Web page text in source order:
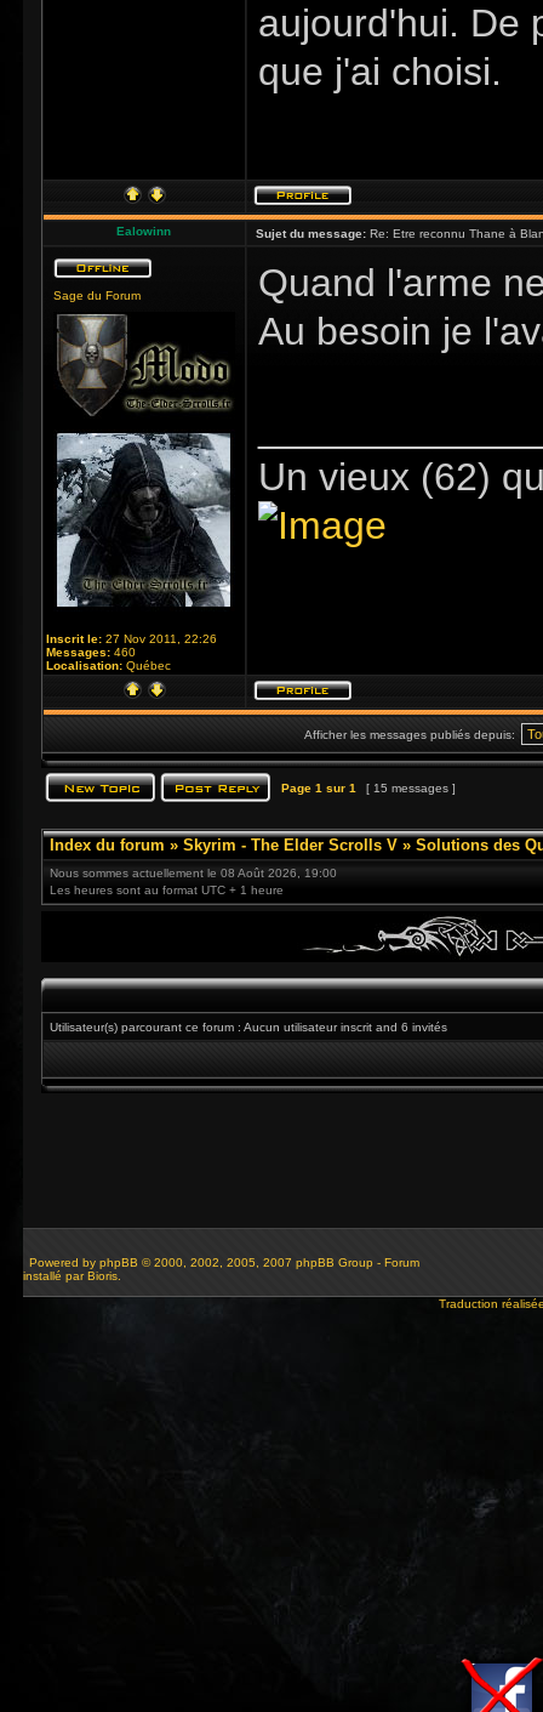
aujourd'hui. De
que j'ai choisi.
Ealowinn Sujet du message: Re: Etre reconnu Thane à
Sage du Forum
Inscrit le: 27 Nov 2011, 22:26
Messages: 460
Localisation: Québec
Quand l'arme
Au besoin je
Un vieux (62)
Afficher les messages publiés depuis:
Page 1 sur 1 [ 15 messages ]
Index du forum » Skyrim - The Elder Scrolls V » Solutions des
Nous sommes actuellement le 08 Août 2026, 19:00
Les heures sont au format UTC + 1 heure
Utilisateur(s) parcourant ce forum : Aucun utilisateur inscrit and 6 invités
Powered by phpBB © 2000, 2002, 2005, 2007 phpBB Group - Forum
installé par Bioris.
Traduction